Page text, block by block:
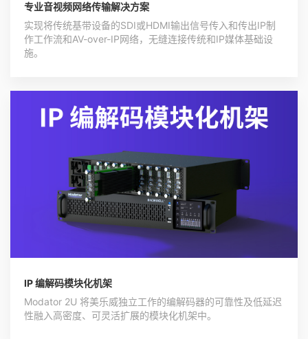
专业音视频网络传输解决方案
实现将传统基带设备的SDI或HDMI输出信号传入和传出IP制
作工作流和AV-over-IP网络，无缝连接传统和IP媒体基础设
施。
IP 编解码模块化机架
Modator 2U 将美乐威独立工作的编解码器的可靠性及低延迟
性融入高密度、可灵活扩展的模块化机架中。